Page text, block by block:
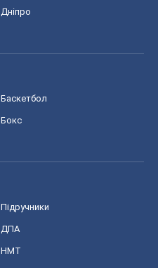
Дніпро
Баскетбол
Бокс
Підручники
ДПА
НМТ